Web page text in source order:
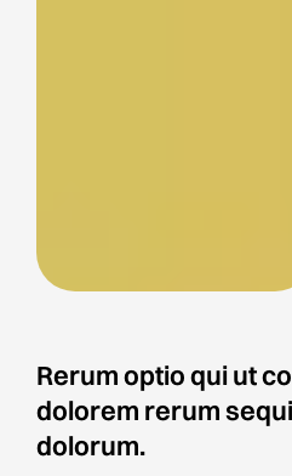
Rerum optio qui ut
dolorem rerum
dolorum.